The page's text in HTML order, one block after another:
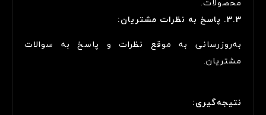
3.3. پاسخ به نظرات مشتریان:
به‌روزرسانی به موقع نظرات و پاسخ به سوالات
مشتریان.
نتیجه‌گیری: